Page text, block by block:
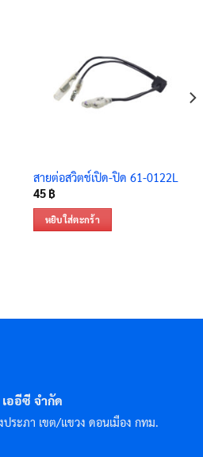
สายต่อสวิตช์เปิด-ปิด 61-0122L
45 ฿
หยิบใส่ตะกร้า
ออีซี จำกัด
ระภา เขต/แขวง ดอนเมือง กทม.